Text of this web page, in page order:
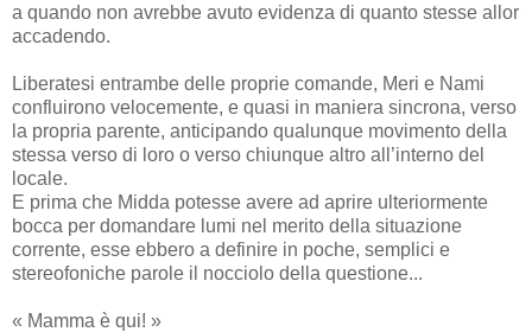
a quando non avrebbe avuto evidenza di quanto stesse allor
accadendo.
Liberatesi entrambe delle proprie comande, Meri e Nami
confluirono velocemente, e quasi in maniera sincrona, verso
la propria parente, anticipando qualunque movimento della
stessa verso di loro o verso chiunque altro all’interno del
locale.
E prima che Midda potesse avere ad aprire ulteriormente
bocca per domandare lumi nel merito della situazione
corrente, esse ebbero a definire in poche, semplici e
stereofoniche parole il nocciolo della questione...
« Mamma è qui! »